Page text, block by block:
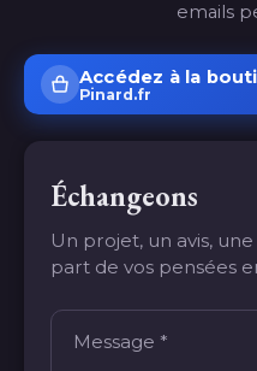
emails
Accédez à la
Pinard.fr
Échangeons
Un projet, un avis,
part de vos pensées